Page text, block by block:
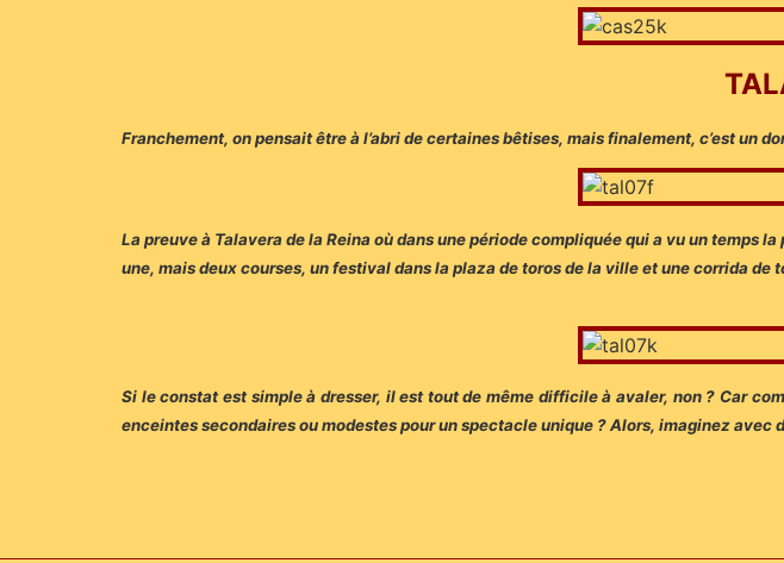
Franchement, on pensait être à l’abri de certaines bêtises, mais finalement, c’est un
La preuve à Talavera de la Reina où dans une période compliquée qui a vu un temps
une, mais deux courses, un festival dans la plaza de toros de la ville et une corrida
Si le constat est simple à dresser, il est tout de même difficile à avaler, non ? Car
enceintes secondaires ou modestes pour un spectacle unique ? Alors, imaginez avec